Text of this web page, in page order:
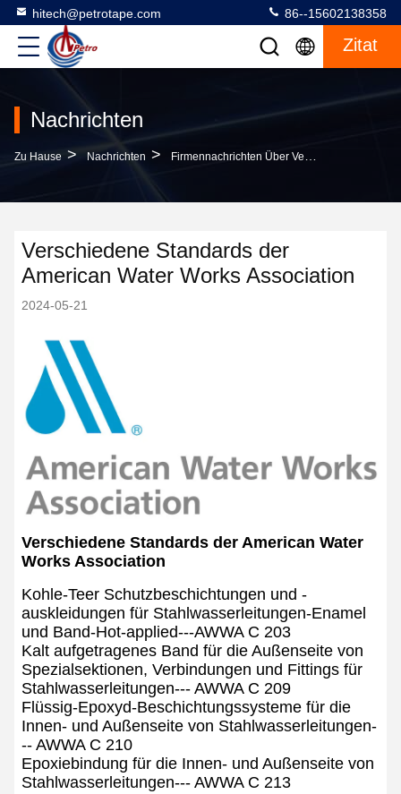
hitech@petrotape.com 86--15602138358
Zitat
Nachrichten
Zu Hause > Nachrichten > Firmennachrichten Über Verschiedene Standards Der American Water Works Association
Verschiedene Standards der
American Water Works Association
2024-05-21
Verschiedene Standards der American Water
Works Association
Kohle-Teer Schutzbeschichtungen und -
auskleidungen für Stahlwasserleitungen-Enamel
und Band-Hot-applied---AWWA C 203
Kalt aufgetragenes Band für die Außenseite von
Spezialsektionen, Verbindungen und Fittings für
Stahlwasserleitungen--- AWWA C 209
Flüssig-Epoxyd-Beschichtungssysteme für die
Innen- und Außenseite von Stahlwasserleitungen-
-- AWWA C 210
Epoxiebindung für die Innen- und Außenseite von
Stahlwasserleitungen--- AWWA C 213